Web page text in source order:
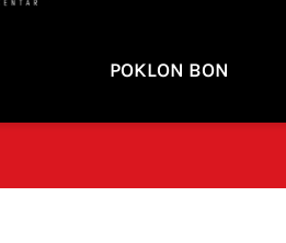
POKLON BON